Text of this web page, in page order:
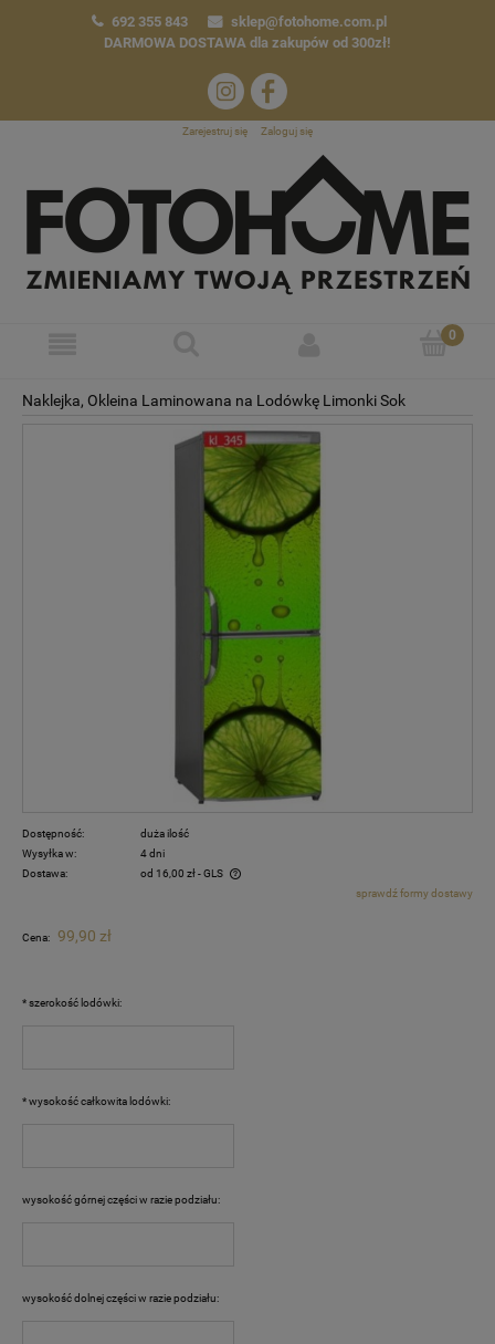
692 355 843
sklep@fotohome.com.pl
DARMOWA DOSTAWA dla zakupów od 300zł!
Zarejestruj się Zaloguj się
Naklejka, Okleina Laminowana na Lodówkę Limonki Sok
Dostępność:
duża ilość
Wysyłka w:
4 dni
Dostawa:
od 16,00 zł- GLS
Cena nie zawiera ewentualnych kosztów płatnościsprawdź formy dostawy
Cena: 99,90 zł
*szerokość lodówki:
*wysokość całkowita lodówki:
wysokość górnej części w razie podziału:
wysokość dolnej części w razie podziału: